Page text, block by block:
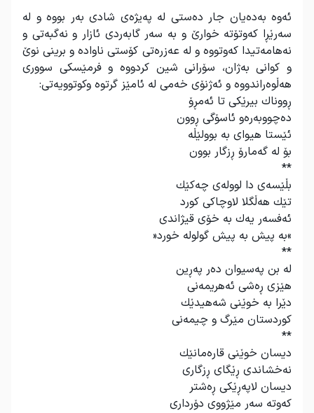
ئەوە بەدەیان جار دەستی لە پەیژەی شادی بەر بووە و لە
سەرێڕا كەوتۆتە خوارێ و بە سەر گابەردی ئازار و نەگبەتی و
نەهامەتیدا كەوتووە و لە عەزرەتی كۆستی ناوادە و برینی نوێ
و كوانی بەژان، سۆرانی شین كردووە و فرمێسكی سووری
هەڵوەراندووە و ئەژنۆی خەمی لە ئامێز گرتوە وكوتوویەتی:
ڕووناك بیرێكی تا ئەمڕۆ
دەچووبەرەو ئاسۆگی ڕوون
ئێستا هیوای بە بوولێڵە
بۆ لە گەمارۆ ڕزگار بوون
**
بڵێسەی دا لوولەی چەكێك
تێك هەڵگلا لاوچاكی كورد
ئەفسەر یەك بە خۆی قیژاندی
«بە پیش بە پیش گولولە خورد»
**
لە بن پەسیوان دەر پەڕین
هێزی ڕەشی ئەهریمەنی
دێرا بە خوێنی شەهیدێك
كوردستان مێرگ و چیمەنی
**
دیسان خوێنی قارەمانێك
نەخشاندی ڕێگای ڕزگاری
دیسان لاپەڕێكی ڕەشتر
كەوتە سەر مێژووی دۆرداری